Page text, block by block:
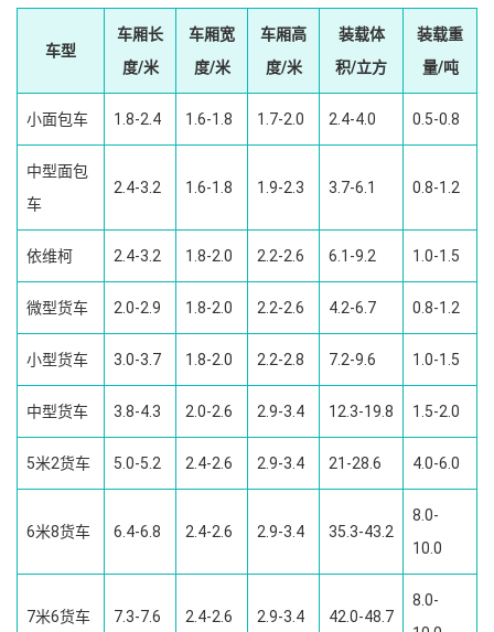
车型
车厢长
度/米
车厢宽
度/米
车厢高
度/米
装载体
积/立方
装载重
量/吨
小面包车 1.8-2.4 1.6-1.8 1.7-2.0 2.4-4.0 0.5-0.8
中型面包
车
2.4-3.2 1.6-1.8 1.9-2.3 3.7-6.1 0.8-1.2
依维柯 2.4-3.2 1.8-2.0 2.2-2.6 6.1-9.2 1.0-1.5
微型货车 2.0-2.9 1.8-2.0 2.2-2.6 4.2-6.7 0.8-1.2
小型货车 3.0-3.7 1.8-2.0 2.2-2.8 7.2-9.6 1.0-1.5
中型货车 3.8-4.3 2.0-2.6 2.9-3.4 12.3-19.8 1.5-2.0
5米2货车 5.0-5.2 2.4-2.6 2.9-3.4 21-28.6 4.0-6.0
6米8货车 6.4-6.8 2.4-2.6 2.9-3.4 35.3-43.2
8.0-
10.0
7米6货车 7.3-7.6 2.4-2.6 2.9-3.4 42.0-48.7
8.0-